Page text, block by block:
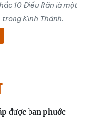
10 Điều Răn là một
Kinh Thánh.
được ban phước